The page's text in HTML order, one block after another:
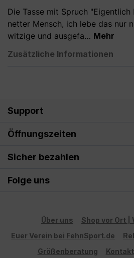
Die Tasse mit Spruch "Eigentlich
netter Mensch, ich lebe das nur
witzige und ausgefa… Mehr
Zusätzliche Informationen
Support
Öffnungszeiten
Sicher bezahlen
Folge uns
Über uns
Shop vor Ort |
Euer Verein bei FehnSport.de
Größenberatung
Kontakt